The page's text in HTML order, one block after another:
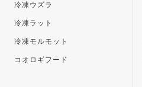
冷凍ウズラ
冷凍ラット
冷凍モルモット
コオロギフード